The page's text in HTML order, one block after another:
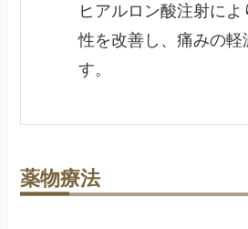
ヒアルロン酸注射に
性を改善し、痛みの軽
す。
薬物療法